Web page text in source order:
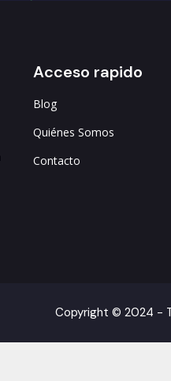
Acceso rapido
Blog
Quiénes Somos
Contacto
Copyright © 2024 -